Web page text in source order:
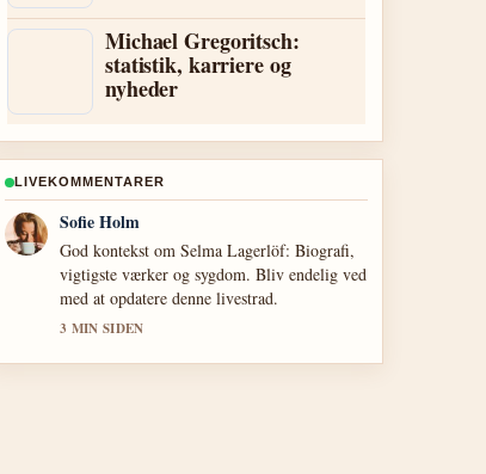
Michael Gregoritsch:
statistik, karriere og
nyheder
LIVEKOMMENTARER
Lukas Pedersen
Daekningen af Zahn McClarnon: Biografi,
etnicitet og privatliv virker solid og nem at
folge.
5 MIN SIDEN